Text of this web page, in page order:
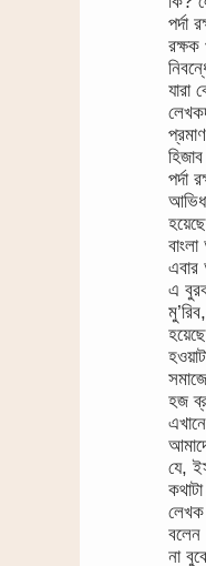
পর্দা
রক্ষক
যারা
পর্দা
এবার
এ
হজ
যে,
লেখক
না